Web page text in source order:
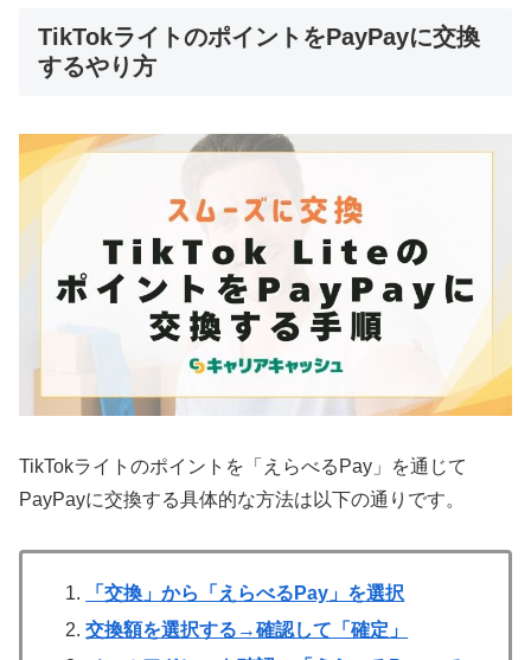
TikTokライトのポイントをPayPayに交換
するやり方
TikTokライトのポイントを「えらべるPay」を通じて
PayPayに交換する具体的な方法は以下の通りです。
「交換」から「えらべるPay」を選択
交換額を選択する→確認して「確定」